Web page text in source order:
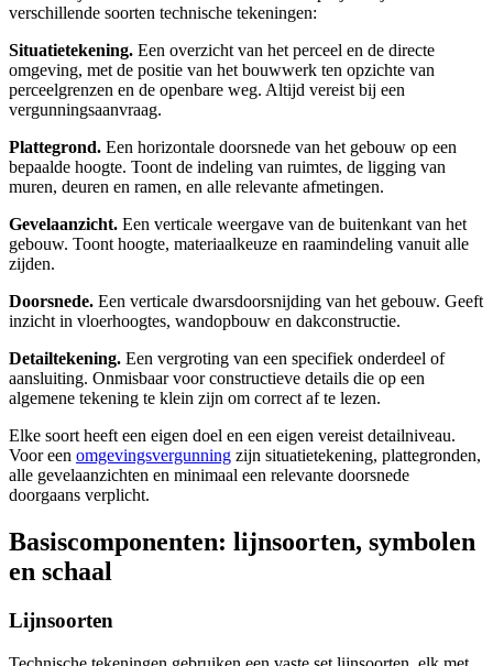
verschillende soorten technische tekeningen:
Situatietekening. Een overzicht van het perceel en de directe
omgeving, met de positie van het bouwwerk ten opzichte van
perceelgrenzen en de openbare weg. Altijd vereist bij een
vergunningsaanvraag.
Plattegrond. Een horizontale doorsnede van het gebouw op een
bepaalde hoogte. Toont de indeling van ruimtes, de ligging van
muren, deuren en ramen, en alle relevante afmetingen.
Gevelaanzicht. Een verticale weergave van de buitenkant van het
gebouw. Toont hoogte, materiaalkeuze en raamindeling vanuit alle
zijden.
Doorsnede. Een verticale dwarsdoorsnijding van het gebouw. Geeft
inzicht in vloerhoogtes, wandopbouw en dakconstructie.
Detailtekening. Een vergroting van een specifiek onderdeel of
aansluiting. Onmisbaar voor constructieve details die op een
algemene tekening te klein zijn om correct af te lezen.
Elke soort heeft een eigen doel en een eigen vereist detailniveau.
Voor een omgevingsvergunning zijn situatietekening, plattegronden,
alle gevelaanzichten en minimaal een relevante doorsnede
doorgaans verplicht.
Basiscomponenten: lijnsoorten, symbolen
en schaal
Lijnsoorten